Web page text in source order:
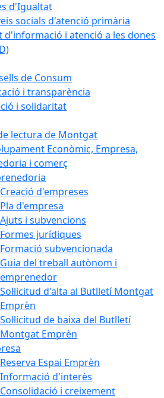
d'Igualtat
socials d'atenció primària
d'informació i atenció a les dones
de Consum
i transparència
i solidaritat
lectura de Montgat
Econòmic, Empresa,
i comerç
Creació d'empreses
Pla d'empresa
Ajuts i subvencions
Formes jurídiques
Formació subvencionada
Guia del treball autònom i
emprenedor
Sol·licitud d'alta al Butlletí Montgat
Emprèn
Sol·licitud de baixa del Butlletí
Montgat Emprèn
Reserva Espai Emprèn
Informació d'interès
Consolidació i creixement